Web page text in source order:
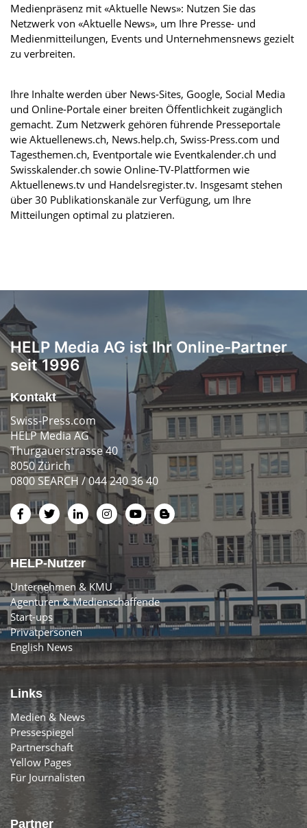
Medienpräsenz mit «Aktuelle News»: Nutzen Sie das
Netzwerk von «Aktuelle News», um Ihre Presse- und
Medienmitteilungen, Events und Unternehmensnews gezielt
zu verbreiten.
Ihre Inhalte werden über News-Sites, Google, Social Media
und Online-Portale einer breiten Öffentlichkeit zugänglich
gemacht. Zum Netzwerk gehören führende Presseportale
wie Aktuellenews.ch, News.help.ch, Swiss-Press.com und
Tagesthemen.ch, Eventportale wie Eventkalender.ch und
Swisskalender.ch sowie Online-TV-Plattformen wie
Aktuellenews.tv und Handelsregister.tv. Insgesamt stehen
über 30 Publikationskanäle zur Verfügung, um Ihre
Mitteilungen optimal zu platzieren.
HELP Media AG ist Ihr Online-Partner
seit 1996
Kontakt
Swiss-Press.com
HELP Media AG
Thurgauerstrasse 40
8050 Zürich
0800 SEARCH / 044 240 36 40
HELP-Nutzer
Unternehmen & KMU
Agenturen & Medienschaffende
Start-ups
Privatpersonen
English News
Links
Medien & News
Pressespiegel
Partnerschaft
Yellow Pages
Für Journalisten
Partner